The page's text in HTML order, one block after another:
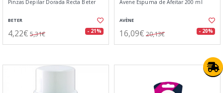
Pinzas Depilar Dorada Recta Beter
BETER
4,22€ 5,31€ - 21%
Avene Espuma de Afeitar 200 ml
AVÈNE
16,09€ 20,13€ - 20%